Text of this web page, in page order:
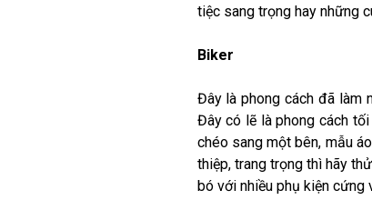
tiệc sang trọng hay những
Biker
Đây là phong cách đã làm
Đây có lẽ là phong cách
chéo sang một bên, mẫu
thiệp, trang trọng thì hãy
bó với nhiều phụ kiện cứng